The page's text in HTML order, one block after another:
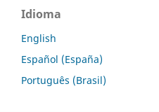
Idioma
English
Español (España)
Português (Brasil)